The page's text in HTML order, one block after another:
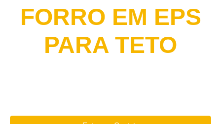
FORRO EM EPS
PARA TETO